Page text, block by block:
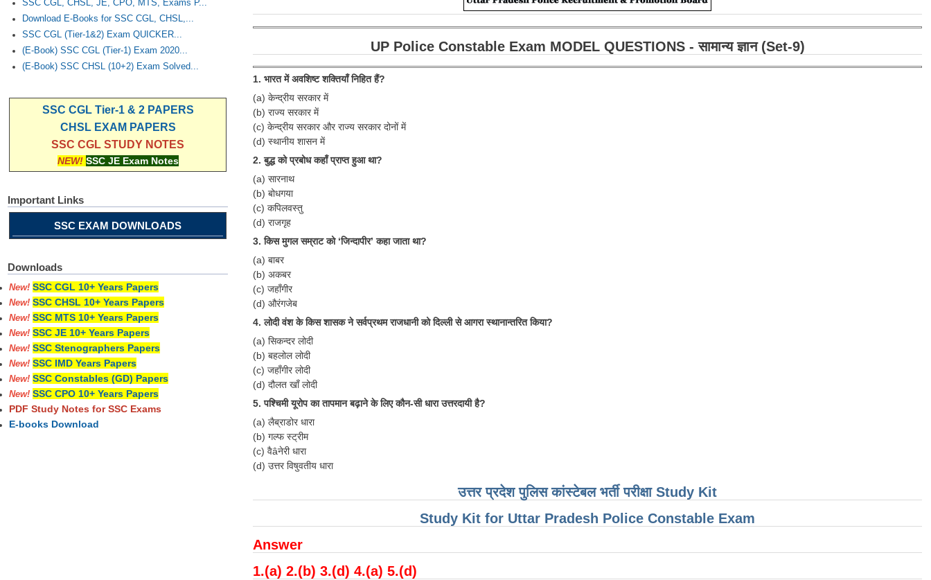
UP Police Constable Exam MODEL QUESTIONS - सामान्य ज्ञान (Set-9)
1. भारत में अवशिष्ट शक्तियाँ निहित हैं?
(a) केन्द्रीय सरकार में
(b) राज्य सरकार में
(c) केन्द्रीय सरकार और राज्य सरकार दोनों में
(d) स्थानीय शासन में
2. बुद्ध को प्रबोध कहाँ प्राप्त हुआ था?
(a) सारनाथ
(b) बोधगया
(c) कपिलवस्तु
(d) राजगृह
3. किस मुगल सम्राट को ‘जिन्दापीर’ कहा जाता था?
(a) बाबर
(b) अकबर
(c) जहाँगीर
(d) औरंगजेब
4. लोदी वंश के किस शासक ने सर्वप्रथम राजधानी को दिल्ली से आगरा स्थानान्तरित किया?
(a) सिकन्दर लोदी
(b) बहलोल लोदी
(c) जहाँगीर लोदी
(d) दौलत खाँ लोदी
5. पश्चिमी यूरोप का तापमान बढ़ाने के लिए कौन-सी धारा उत्तरदायी है?
(a) लैब्राडोर धारा
(b) गल्फ स्ट्रीम
(c) वैâनेरी धारा
(d) उत्तर विषुवतीय धारा
उत्तर प्रदेश पुलिस कांस्टेबल भर्ती परीक्षा Study Kit
Study Kit for Uttar Pradesh Police Constable Exam
Answer
1.(a) 2.(b) 3.(d) 4.(a) 5.(d)
SSC CGL, CHSL, JE, CPO, MTS, Exams P...
Download E-Books for SSC CGL, CHSL,...
SSC CGL (Tier-1&2) Exam QUICKER...
(E-Book) SSC CGL (Tier-1) Exam 2020...
(E-Book) SSC CHSL (10+2) Exam Solved...
SSC CGL Tier-1 & 2 PAPERS
CHSL EXAM PAPERS
SSC CGL STUDY NOTES
NEW! SSC JE Exam Notes
Important Links
SSC EXAM DOWNLOADS
Downloads
New! SSC CGL 10+ Years Papers
New! SSC CHSL 10+ Years Papers
New! SSC MTS 10+ Years Papers
New! SSC JE 10+ Years Papers
New! SSC Stenographers Papers
New! SSC IMD Years Papers
New! SSC Constables (GD) Papers
New! SSC CPO 10+ Years Papers
PDF Study Notes for SSC Exams
E-books Download